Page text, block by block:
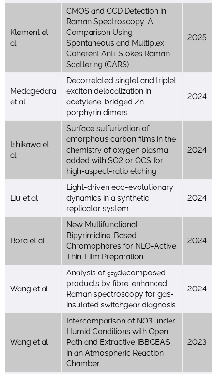
Klement et
al
CMOS and CCD Detection in
Raman Spectroscopy: A
Comparison Using
Spontaneous and Multiplex
Coherent Anti-Stokes Raman
Scattering (CARS)
2025
Medagedara
et al
Decorrelated singlet and triplet
exciton delocalization in
acetylene-bridged Zn-
porphyrin dimers
2024
Ishikawa et
al
Surface sulfurization of
amorphous carbon films in the
chemistry of oxygen plasma
added with SO2 or OCS for
high-aspect-ratio etching
2024
Liu et al
Light-driven eco-evolutionary
dynamics in a synthetic
replicator system
2024
Bora et al
New Multifunctional
Bipyrimidine-Based
Chromophores for NLO-Active
Thin-Film Preparation
2024
Wang et al
Analysis of SF6decomposed
products by fibre-enhanced
Raman spectroscopy for gas-
insulated switchgear diagnosis
2024
Wang et al
Intercomparison of NO3 under
Humid Conditions with Open-
Path and Extractive IBBCEAS
in an Atmospheric Reaction
Chamber
2023